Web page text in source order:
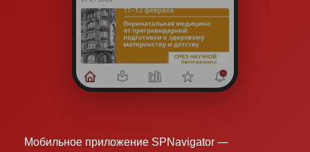
Мобильное приложение SPNavigator —